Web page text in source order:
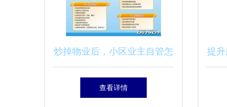
炒掉物业后，小区业主自管怎
么办？这位金华人这样说……
查看详情
提
《